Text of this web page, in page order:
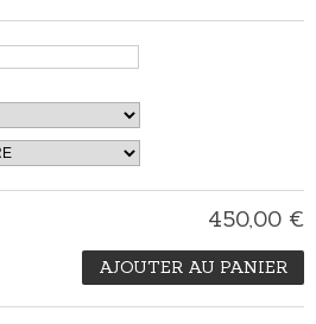
450,00 €
AJOUTER AU PANIER